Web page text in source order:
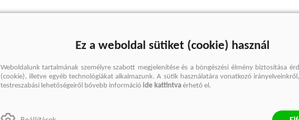
Ez a weboldal sütiket (cookie) használ
Weboldalunk tartalmának személyre szabott megjelenítése és a böngészési élmény biztosítása
(cookie), illetve egyéb technológiákat alkalmazunk. A sütik használatára vonatkozó
testreszabási lehetőségeiről bővebb információ ide kattintva érhető el.